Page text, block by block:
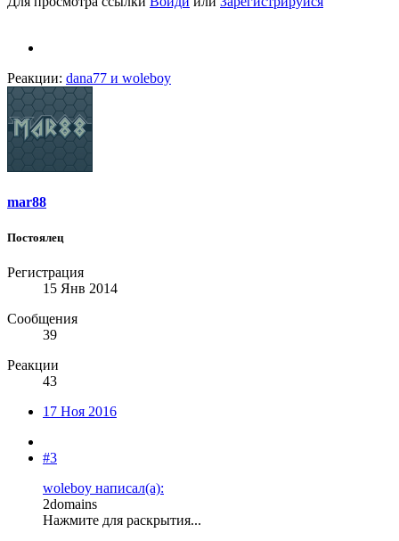
Реакции: dana77 и woleboy
mar88
Постоялец
Регистрация
15 Янв 2014
Сообщения
39
Реакции
43
17 Ноя 2016
#3
woleboy написал(а):
2domains
Нажмите для раскрытия...